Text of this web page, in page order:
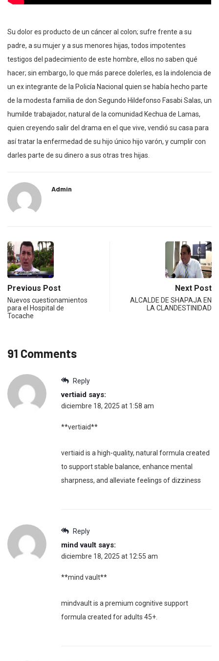
Su dolor es producto de un cáncer al colon; sufre frente a su
padre, a su mujer y a sus menores hijas, todos impotentes
testigos del padecimiento de este hombre, ellos no saben qué
hacer; sin embargo, lo que más parece dolerles, es la indolencia de
un ex integrante de la Policía Nacional quien se había hecho parte
de la modesta familia de don Segundo Hildefonso Fasabi Salas, un
humilde trabajador, natural de la comunidad Kechua de Lamas,
quien creyendo salir del drama en el que vive, vendió su casa para
así tratar la enfermedad de su hijo único hijo varón, y cumplir con
darles parte de su dinero a sus otras tres hijas.
Admin
Previous Post
Nuevos cuestionamientos
para el Hospital de
Tocache
Next Post
ALCALDE DE SHAPAJA EN
LA CLANDESTINIDAD
91 Comments
Reply
vertiaid says:
diciembre 18, 2025 at 1:58 am
**vertiaid**
vertiaid is a high-quality, natural formula created
to support stable balance, enhance mental
sharpness, and alleviate feelings of dizziness
Reply
mind vault says:
diciembre 18, 2025 at 12:55 am
**mind vault**
mindvault is a premium cognitive support
formula created for adults 45+.